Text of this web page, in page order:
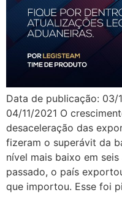
Data de publicação: 03/
04/11/2021 O
desaceleração das
fizeram o superávit da
nível mais baixo em
passado, o país
que importou. Esse foi